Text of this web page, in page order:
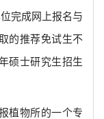
完成网上报名与
的推荐免试生不
硕士研究生招生
植物所的一个专